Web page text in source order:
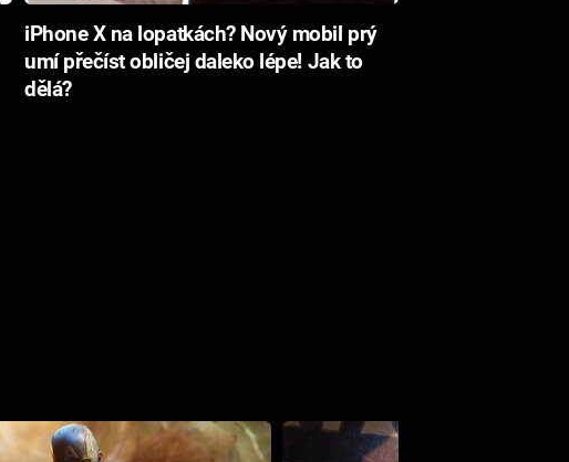
iPhone X na lopatkách? Nový mobil prý
umí přečíst obličej daleko lépe! Jak to
dělá?